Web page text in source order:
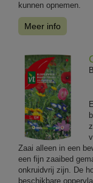
kunnen opnemen.
Meer info
Zaai alleen in een
een fijn zaaibed
onkruidvrij zijn. De
beschikbare